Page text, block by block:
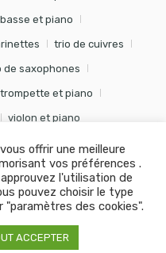
et piano
trio de cuivres
de saxophones
trompette et piano
violon et piano
réservés - Conception Khalid
Digitale
offrir une meilleure
vos préférences .
l'utilisation de
pouvez choisir le type
des cookies".
ACCEPTER